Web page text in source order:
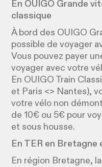
En OUIGO Grande
classique
À bord des OUIGO
possible de voyager
Vous pouvez payer
voyager avec votre
En OUIGO Train
et Paris <> Nantes),
votre vélo non
de 10€ ou 5€ pour
et sous housse.
En TER en Bretagne
En région Bretagne,